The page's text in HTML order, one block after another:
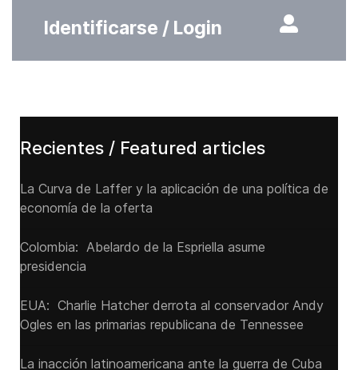
Identificarse / Login
Recientes / Featured articles
La Curva de Laffer y la aplicación de una política de
economía de la oferta
Colombia: Abelardo de la Espriella asume
presidencia
EUA: Charlie Hatcher derrota al conservador Andy
Ogles en las primarias republicana de Tennessee
La inacción latinoamericana ante la guerra de Cuba